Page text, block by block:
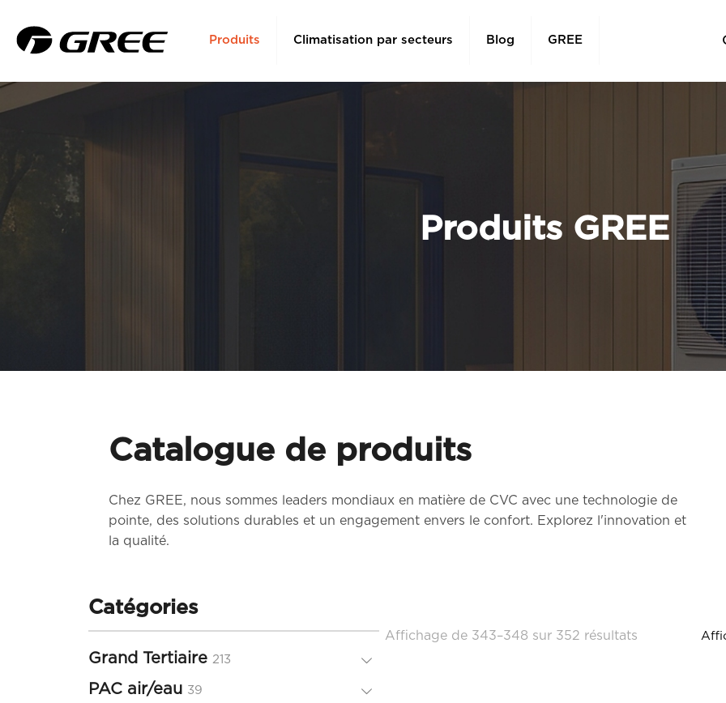
Produits Climatisation par secteurs Blog GREE
Produits GREE
Catalogue de produits
Chez GREE, nous sommes leaders mondiaux en matière de CVC avec une technologie de
pointe, des solutions durables et un engagement envers le confort. Explorez l'innovation et
la qualité.
Catégories
Grand Tertiaire 213
PAC air/eau 39
Affichage de 343–348 sur 352 résultats